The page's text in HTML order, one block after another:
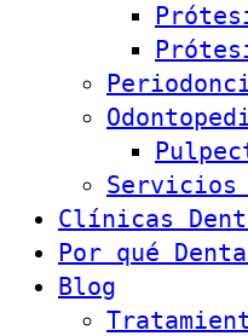
Clínicas
Por qué
Blog